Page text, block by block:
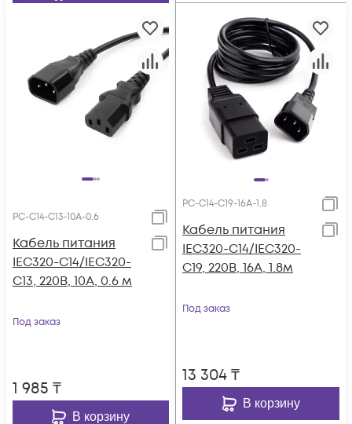
PC-C14-C13-10A-0.6
Кабель питания
IEC320-C14/IEC320-
C13, 220B, 10А, 0.6 м
Под заказ
1 985 ₸
В корзину
PC-C14-C19-16A-1.8
Кабель питания
IEC320-C14/IEC320-
C19, 220B, 16А, 1.8м
Под заказ
13 304₸
В корзину